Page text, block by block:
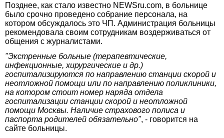
Позднее, как стало известно NEWSru.com, в больнице
было срочно проведено собрание персонала, на
котором обсуждалось это ЧП. Администрация больницы
рекомендовала своим сотрудникам воздерживаться от
общения с журналистами.
"Экстренные больные (терапевтические,
инфекционные, хирургические и др.)
госпитализируются по направлению станции скорой и
неотложной помощи или по направлению поликлиники,
на котором стоит номер наряда отдела
госпитализации станции скорой и неотложной
помощи Москвы. Наличие страхового полиса и
паспорта родителей обязательно", - говорится на
сайте больницы.